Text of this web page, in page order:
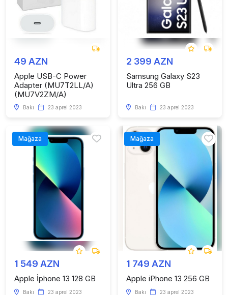
49 AZN
Apple USB-C Power
Adapter (MU7T2LL/A)
(MU7V2ZM/A)
Bakı 23 aprel 2023
2 399 AZN
Samsung Galaxy S23
Ultra 256 GB
Bakı 23 aprel 2023
Mağaza
1 549 AZN
Apple İphone 13 128 GB
Bakı 23 aprel 2023
Mağaza
1 749 AZN
Apple iPhone 13 256 GB
Bakı 23 aprel 2023